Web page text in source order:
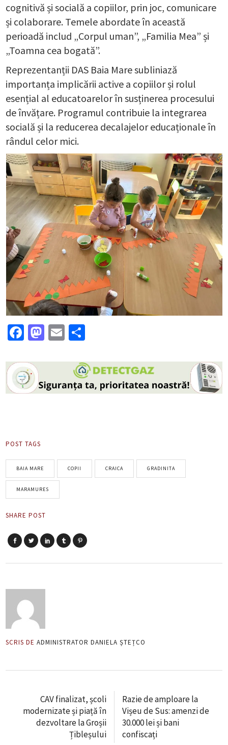
cognitivă și socială a copiilor, prin joc, comunicare
și colaborare. Temele abordate în această
perioadă includ „Corpul uman”, „Familia Mea” și
„Toamna cea bogată”.
Reprezentanții DAS Baia Mare subliniază
importanța implicării active a copiilor și rolul
esențial al educatoarelor în susținerea procesului
de învățare. Programul contribuie la integrarea
socială și la reducerea decalajelor educaționale în
rândul celor mici.
Facebook
Mastodon
Email
POST TAGS
BAIA MARE COPII CRAICA GRADINITA
MARAMURES
SHARE POST
SCRIS DE ADMINISTRATOR DANIELA ȘTEȚCO
CAV finalizat, școli
modernizate și piață în
dezvoltare la Groșii
Țibleșului
Razie de amploare la
Vișeu de Sus: amenzi de
30.000 lei și bani
confiscați